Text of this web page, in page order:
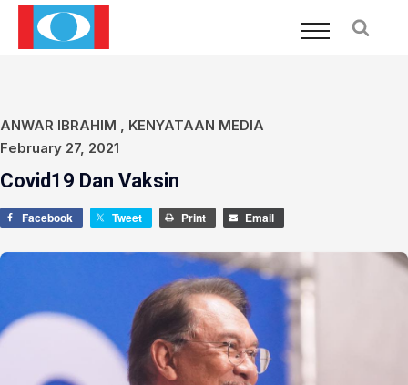
ANWAR IBRAHIM , KENYATAAN MEDIA
February 27, 2021
Covid19 Dan Vaksin
Facebook Tweet Print Email